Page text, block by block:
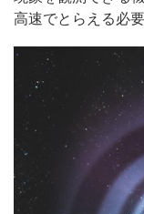
高速でとらえる必